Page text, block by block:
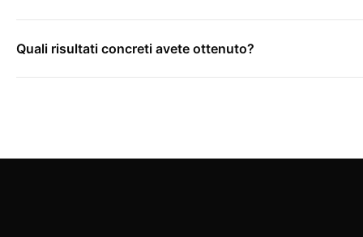
Quali risultati concreti avete ottenuto?